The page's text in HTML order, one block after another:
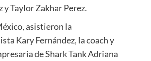
Taylor Zakhar Perez.
asistieron la
Kary Fernández, la coach y
de Shark Tank Adriana